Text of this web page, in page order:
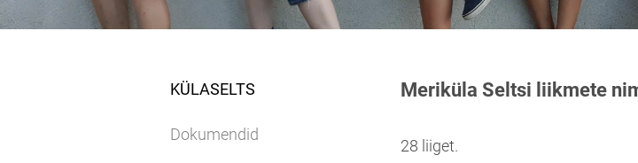
KÜLASELTS
Dokumendid
Meriküla Seltsi liikmete
28 liiget.